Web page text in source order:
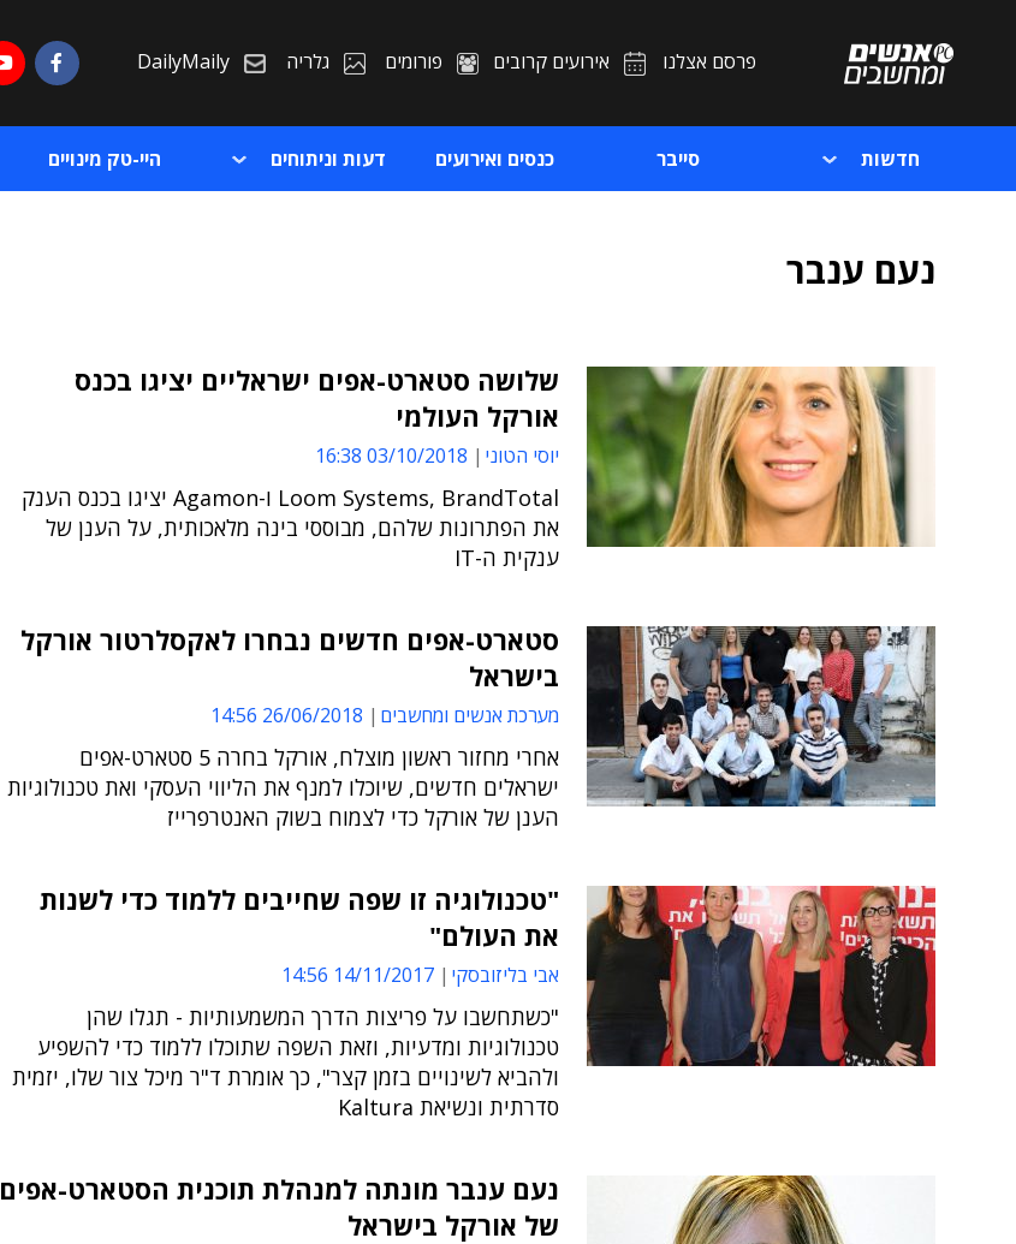
פרסם אצלנו אירועים קרובים פורומים גלריה DailyMaily
חדשות סייבר כנסים ואירועים דעות וניתוחים היי-טק מינויים
נעם ענבר
שלושה סטארט-אפים ישראליים יציגו בכנס
אורקל העולמי
יוסי הטוני 03/10/2018 16:38
Loom Systems, BrandTotal ו-Agamon יציגו בכנס הענק
את הפתרונות שלהם, מבוססי בינה מלאכותית, על הענן של
ענקית ה-IT
סטארט-אפים חדשים נבחרו לאקסלרטור אורקל
בישראל
מערכת אנשים ומחשבים 26/06/2018 14:56
אחרי מחזור ראשון מוצלח, אורקל בחרה 5 סטארט-אפים
ישראלים חדשים, שיוכלו למנף את הליווי העסקי ואת טכנולוגיות
הענן של אורקל כדי לצמוח בשוק האנטרפרייז
"טכנולוגיה זו שפה שחייבים ללמוד כדי לשנות
את העולם"
אבי בליזובסקי 14/11/2017 14:56
"כשתחשבו על פריצות הדרך המשמעותיות - תגלו שהן
טכנולוגיות ומדעיות, וזאת השפה שתוכלו ללמוד כדי להשפיע
ולהביא לשינויים בזמן קצר", כך אומרת ד"ר מיכל צור שלו, יזמית
סדרתית ונשיאת Kaltura
נעם ענבר מונתה למנהלת תוכנית הסטארט-אפים
של אורקל בישראל